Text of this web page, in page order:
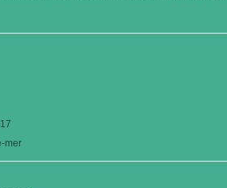
mer